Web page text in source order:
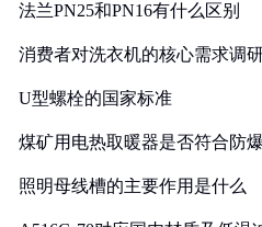
法兰PN25和PN16有什么区别
消费者对洗衣机的核心需求调
U型螺栓的国家标准
煤矿用电热取暖器是否符合防
照明母线槽的主要作用是什么